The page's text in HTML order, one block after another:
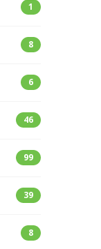
1
8
6
46
99
39
8